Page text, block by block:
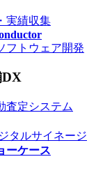
実績収集
フトウェア開発
DX
査定システム
タルサイネージ
ーケース